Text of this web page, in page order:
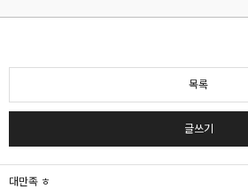
목록
글쓰기
대만족 ㅎ